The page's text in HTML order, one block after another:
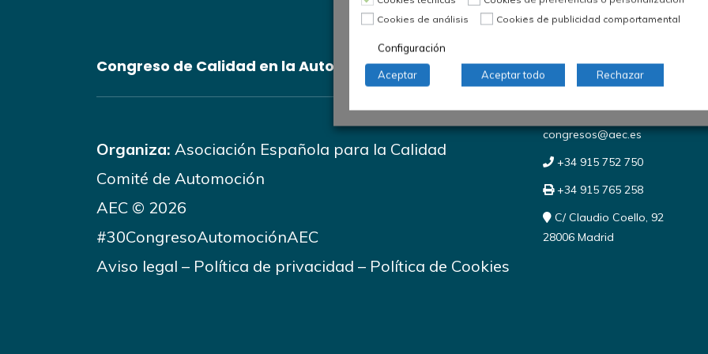
Congreso de Calidad en la Automoción
Organiza: Asociación Española para la Calidad
Comité de Automoción
AEC © 2026
#30CongresoAutomociónAEC
Aviso legal – Política de privacidad – Política de Cookies
Información de
congresos@aec.es
+34 915 752 750
+34 915 765 258
C/ Claudio Coello, 92
28006 Madrid
Cookies de análisis
Cookies de publicidad comportamental
Configuración
Aceptar Aceptar todo Rechazar